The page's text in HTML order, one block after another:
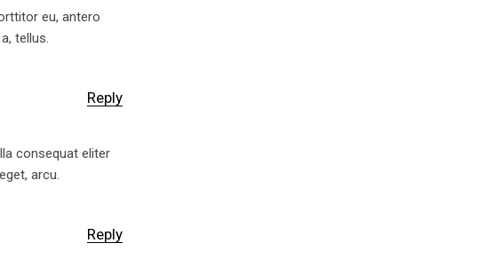
eu, antero
tellus.
Reply
consequat eliter
arcu.
Reply